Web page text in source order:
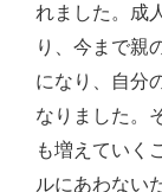
れました。成
り、今まで親
になり、自分
なりました。
も増えていく
ルにあわない